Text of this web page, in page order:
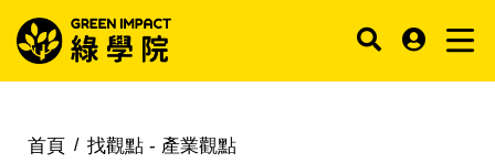
首頁 找觀點 - 產業觀點